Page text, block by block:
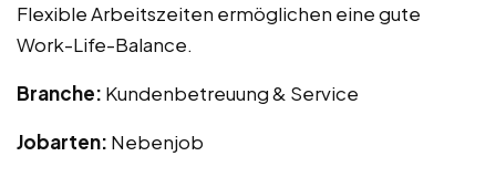
Flexible Arbeitszeiten ermöglichen eine gute
Work-Life-Balance.
Branche: Kundenbetreuung & Service
Jobarten: Nebenjob